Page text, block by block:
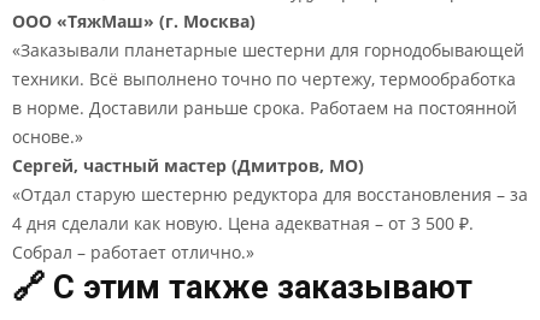
ООО «ТяжМаш» (г. Москва)
«Заказывали планетарные шестерни для горнодобывающей
техники. Всё выполнено точно по чертежу, термообработка
в норме. Доставили раньше срока. Работаем на постоянной
основе.»
Сергей, частный мастер (Дмитров, МО)
«Отдал старую шестерню редуктора для восстановления – за
4 дня сделали как новую. Цена адекватная – от 3 500 ₽.
Собрал – работает отлично.»
🔗 С этим также заказывают